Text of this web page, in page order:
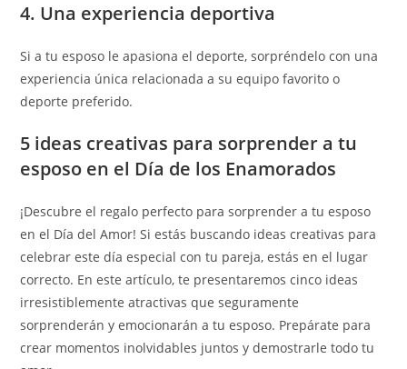
4. Una experiencia deportiva
Si a tu esposo le apasiona el deporte, sorpréndelo con una
experiencia única relacionada a su equipo favorito o
deporte preferido.
5 ideas creativas para sorprender a tu
esposo en el Día de los Enamorados
¡Descubre el regalo perfecto para sorprender a tu esposo
en el Día del Amor! Si estás buscando ideas creativas para
celebrar este día especial con tu pareja, estás en el lugar
correcto. En este artículo, te presentaremos cinco ideas
irresistiblemente atractivas que seguramente
sorprenderán y emocionarán a tu esposo. Prepárate para
crear momentos inolvidables juntos y demostrarle todo tu